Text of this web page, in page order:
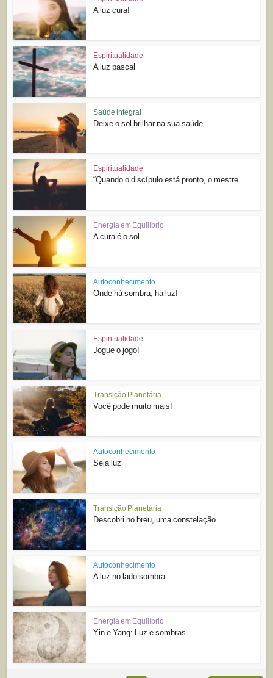
A luz cura!
Espiritualidade
A luz pascal
Saúde Integral
Deixe o sol brilhar na sua saúde
Espiritualidade
“Quando o discípulo está pronto, o mestre...
Energia em Equilíbrio
A cura é o sol
Autoconhecimento
Onde há sombra, há luz!
Espiritualidade
Jogue o jogo!
Transição Planetária
Você pode muito mais!
Autoconhecimento
Seja luz
Transição Planetária
Descobri no breu, uma constelação
Autoconhecimento
A luz no lado sombra
Energia em Equilíbrio
Yin e Yang: Luz e sombras